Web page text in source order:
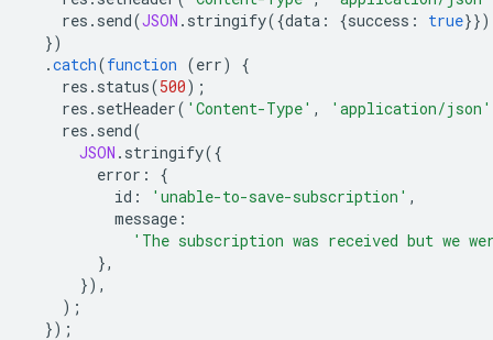
res . send(JSON . stringify({data : {success : true
})
.catch(function (err)
{
res . status(500);
res . setHeader( 'Content-Type' , 'application/json'
res . send(
JSON . stringify({
error :
{
id : 'unable-to-save-subscription' ,
message :
'The subscription was received but we
},
}),
);
});